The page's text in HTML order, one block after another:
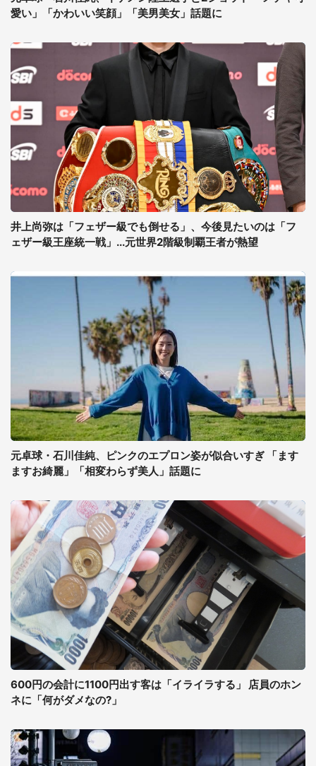
愛い」「かわいい笑顔」「美男美女」話題に
井上尚弥は「フェザー級でも倒せる」、今後見たいのは「フ
ェザー級王座統一戦」...元世界2階級制覇王者が熱望
元卓球・石川佳純、ピンクのエプロン姿が似合いすぎ 「ます
ますお綺麗」「相変わらず美人」話題に
600円の会計に1100円出す客は「イライラする」 店員のホン
ネに「何がダメなの?」